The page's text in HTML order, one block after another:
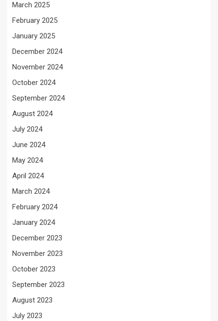
March 2025
February 2025
January 2025
December 2024
November 2024
October 2024
September 2024
August 2024
July 2024
June 2024
May 2024
April 2024
March 2024
February 2024
January 2024
December 2023
November 2023
October 2023
September 2023
August 2023
July 2023